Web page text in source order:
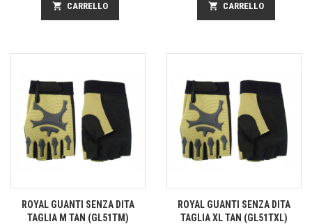
shopping_cart CARRELLO shopping_cart CARRELLO
ROYAL GUANTI SENZA DITA
TAGLIA M TAN (GL51TM)
ROYAL GUANTI SENZA DITA
TAGLIA XL TAN (GL51TXL)